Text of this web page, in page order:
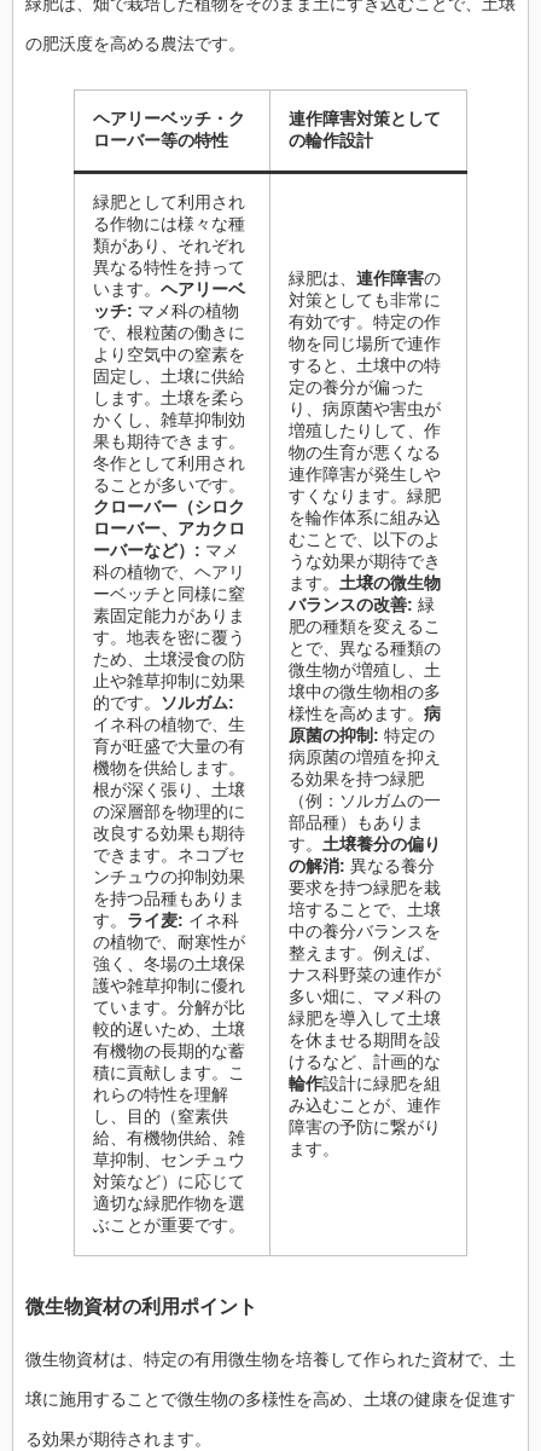
緑肥は、畑で栽培した植物をそのまま土にすき込むことで、土壌
の肥沃度を高める農法です。
ヘアリーベッチ・ク
ローバー等の特性
連作障害対策として
の輪作設計
緑肥として利用され
る作物には様々な種
類があり、それぞれ
異なる特性を持って
います。 ヘアリーベ
ッチ: マメ科の植物
で、根粒菌の働きに
より空気中の窒素を
固定し、土壌に供給
します。土壌を柔ら
かくし、雑草抑制効
果も期待できます。
冬作として利用され
ることが多いです。
クローバー（シロク
ローバー、アカクロ
ーバーなど）: マメ
科の植物で、ヘアリ
ーベッチと同様に窒
素固定能力がありま
す。地表を密に覆う
ため、土壌浸食の防
止や雑草抑制に効果
的です。
ソルガム:
イネ科の植物で、生
育が旺盛で大量の有
機物を供給します。
根が深く張り、土壌
の深層部を物理的に
改良する効果も期待
できます。ネコブセ
ンチュウの抑制効果
を持つ品種もありま
す。 ライ麦: イネ科
の植物で、耐寒性が
強く、冬場の土壌保
護や雑草抑制に優れ
ています。分解が比
較的遅いため、土壌
有機物の長期的な蓄
積に貢献します。こ
れらの特性を理解
し、目的（窒素供
給、有機物供給、雑
草抑制、センチュウ
対策など）に応じて
適切な緑肥作物を選
ぶことが重要です。
緑肥は、 連作障害の
対策としても非常に
有効です。特定の作
物を同じ場所で連作
すると、土壌中の特
定の養分が偏った
り、病原菌や害虫が
増殖したりして、作
物の生育が悪くなる
連作障害が発生しや
すくなります。緑肥
を輪作体系に組み込
むことで、以下のよ
うな効果が期待でき
ます。 土壌の微生物
バランスの改善: 緑
肥の種類を変えるこ
とで、異なる種類の
微生物が増殖し、土
壌中の微生物相の多
様性を高めます。 病
原菌の抑制: 特定の
病原菌の増殖を抑え
る効果を持つ緑肥
（例：ソルガムの一
部品種）もありま
す。 土壌養分の偏り
の解消: 異なる養分
要求を持つ緑肥を栽
培することで、土壌
中の養分バランスを
整えます。例えば、
ナス科野菜の連作が
多い畑に、マメ科の
緑肥を導入して土壌
を休ませる期間を設
けるなど、計画的な
輪作設計に緑肥を組
み込むことが、連作
障害の予防に繋がり
ます。
微生物資材の利用ポイント
微生物資材は、特定の有用微生物を培養して作られた資材で、土
壌に施用することで微生物の多様性を高め、土壌の健康を促進す
る効果が期待されます。